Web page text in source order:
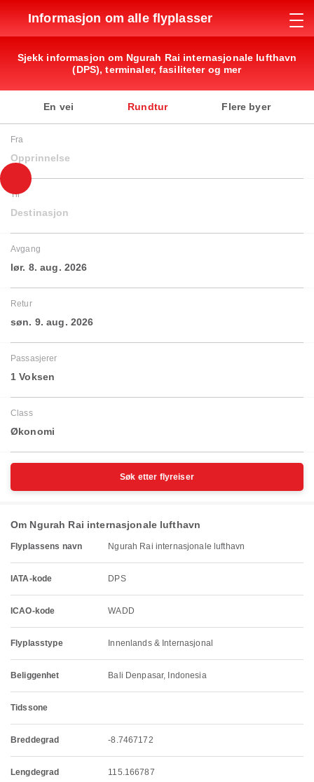
Informasjon om alle flyplasser
Sjekk informasjon om Ngurah Rai internasjonale lufthavn
(DPS), terminaler, fasiliteter og mer
En vei Rundtur Flere byer
Fra
Opprinnelse
Til
Destinasjon
Avgang
lør. 8. aug. 2026
Retur
søn. 9. aug. 2026
Passasjerer
1 Voksen
Class
Økonomi
Søk etter flyreiser
Om Ngurah Rai internasjonale lufthavn
Flyplassens navn Ngurah Rai internasjonale lufthavn
IATA-kode DPS
ICAO-kode WADD
Flyplasstype Innenlands & Internasjonal
Beliggenhet Bali Denpasar, Indonesia
Tidssone
Breddegrad -8.7467172
Lengdegrad 115.166787